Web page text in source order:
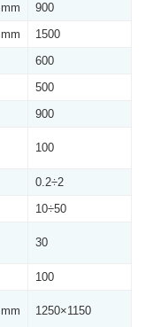
mm
900
mm
1500
600
500
900
100
0.2÷2
10÷50
30
100
mm 1250×1150